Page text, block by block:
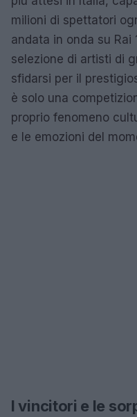
milioni di spettatori
andata in onda su Rai
selezione di artisti di
sfidarsi per il
è solo una
proprio fenomeno
e le emozioni del
I vincitori e le